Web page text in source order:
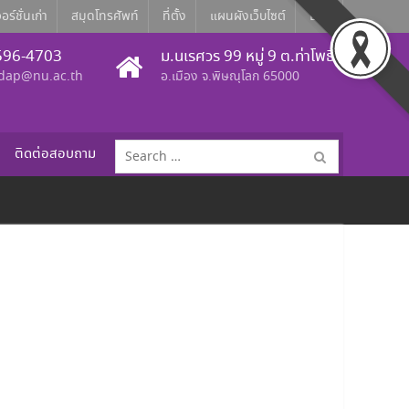
อร์ชั่นเก่า สมุดโทรศัพท์ ที่ตั้ง แผนผังเว็บไซต์ Eng
4703 ม.นเรศวร 99 หมู่ 9 ต.ท่าโพธิ์
อ.เมือง จ.พิษณุโลก 65000
ติดต่อสอบถาม
Search
for: